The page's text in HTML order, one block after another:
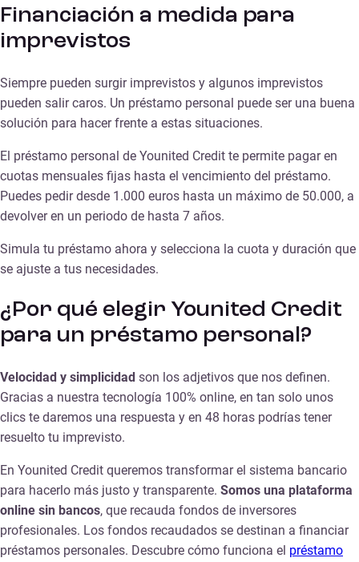
Financiación a medida para
imprevistos
Siempre pueden surgir imprevistos y algunos imprevistos
pueden salir caros. Un préstamo personal puede ser una buena
solución para hacer frente a estas situaciones.
El préstamo personal de Younited Credit te permite pagar en
cuotas mensuales fijas hasta el vencimiento del préstamo.
Puedes pedir desde 1.000 euros hasta un máximo de 50.000, a
devolver en un periodo de hasta 7 años.
Simula tu préstamo ahora y selecciona la cuota y duración que
se ajuste a tus necesidades.
¿Por qué elegir Younited Credit
para un préstamo personal?
Velocidad y simplicidad son los adjetivos que nos definen.
Gracias a nuestra tecnología 100% online, en tan solo unos
clics te daremos una respuesta y en 48 horas podrías tener
resuelto tu imprevisto.
En Younited Credit queremos transformar el sistema bancario
para hacerlo más justo y transparente. Somos una plataforma
online sin bancos, que recauda fondos de inversores
profesionales. Los fondos recaudados se destinan a financiar
préstamos personales. Descubre cómo funciona el préstamo